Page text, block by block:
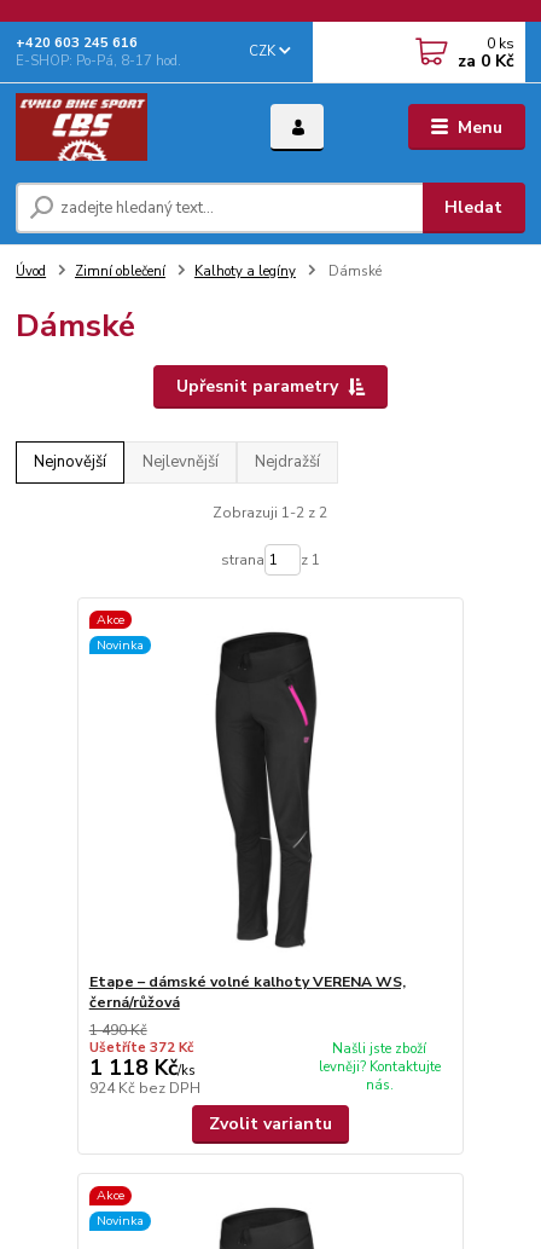
Menu
CZK
Hledat
+‭420 603 245 616‬
E-SHOP: Po-Pá, 8-17 hod.
0 ks
za 0 Kč
Úvod Zimní oblečení Kalhoty a legíny Dámské
Dámské
Upřesnit parametry
Nejnovější Nejlevnější Nejdražší
Zobrazuji 1-2 z 2
strana z 1
Akce
Novinka
Etape – dámské volné kalhoty VERENA WS,
černá/růžová
1 490 Kč
Ušetříte 372 Kč
1 118 Kč/ks
924 Kč bez DPH
Našli jste zboží
levněji? Kontaktujte
nás.
Zvolit variantu
Akce
Novinka